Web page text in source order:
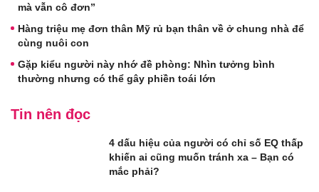
mà vẫn cô đơn”
Hàng triệu mẹ đơn thân Mỹ rủ bạn thân về ở chung nhà để
cùng nuôi con
Gặp kiểu người này nhớ đề phòng: Nhìn tưởng bình
thường nhưng có thể gây phiền toái lớn
Tin nên đọc
4 dấu hiệu của người có chỉ số EQ thấp
khiến ai cũng muốn tránh xa – Bạn có
mắc phải?